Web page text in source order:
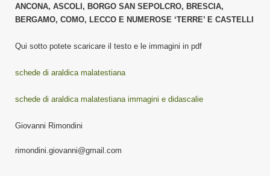
ANCONA, ASCOLI, BORGO SAN SEPOLCRO, BRESCIA,
BERGAMO, COMO, LECCO E NUMEROSE ‘TERRE’ E CASTELLI
Qui sotto potete scaricare il testo e le immagini in pdf
schede di araldica malatestiana
schede di araldica malatestiana immagini e didascalie
Giovanni Rimondini
rimondini.giovanni@gmail.com